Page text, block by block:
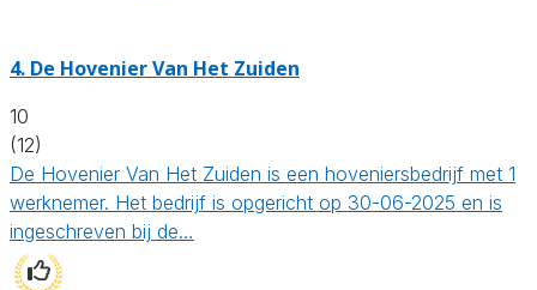
4. De Hovenier Van Het Zuiden
10
(12)
De Hovenier Van Het Zuiden is een hoveniersbedrijf met 1
werknemer. Het bedrijf is opgericht op 30-06-2025 en is
ingeschreven bij de…